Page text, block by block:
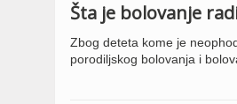
Šta je bolovanje
Zbog deteta kome je
porodiljskog bolovanja i